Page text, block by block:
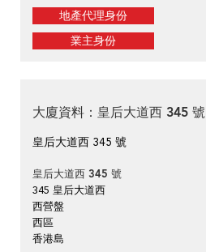
地產代理身份
業主身份
大廈資料：皇后大道西 345 號
皇后大道西 345 號
皇后大道西 345 號
345 皇后大道西
西營盤
西區
香港島